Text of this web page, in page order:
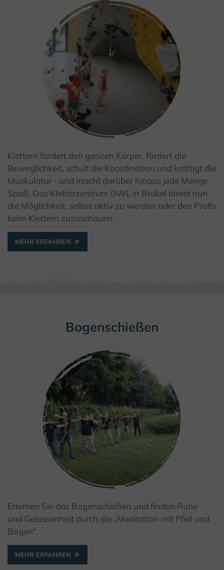
© (C) Friedbert Schulze
Klettern fordert den ganzen Körper, fördert die
Beweglichkeit, schult die Koordination und kräftigt die
Muskulatur - und macht darüber hinaus jede Menge
Spaß. Das Kletterzentrum OWL in Brakel bietet nun
die Möglichkeit, selbst aktiv zu werden oder den Profis
beim Klettern zuzuschauen.
MEHR ERFAHREN
Bogenschießen
© Kulturland Kreis Höxter
Erlernen Sie das Bogenschießen und finden Ruhe
und Gelassenheit durch die „Meditation mit Pfeil und
Bogen“.
MEHR ERFAHREN